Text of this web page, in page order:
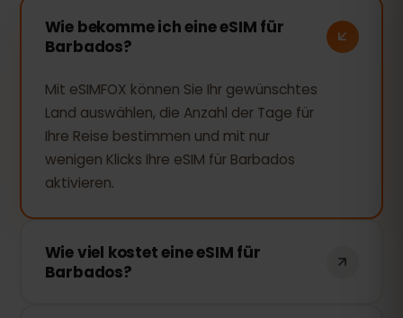
Wie bekomme ich eine eSIM für
Barbados?
Mit eSIMFOX können Sie Ihr gewünschtes
Land auswählen, die Anzahl der Tage für
Ihre Reise bestimmen und mit nur
wenigen Klicks Ihre eSIM für Barbados
aktivieren.
Wie viel kostet eine eSIM für
Barbados?